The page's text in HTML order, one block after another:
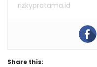
rizkypratama.id
Share this: